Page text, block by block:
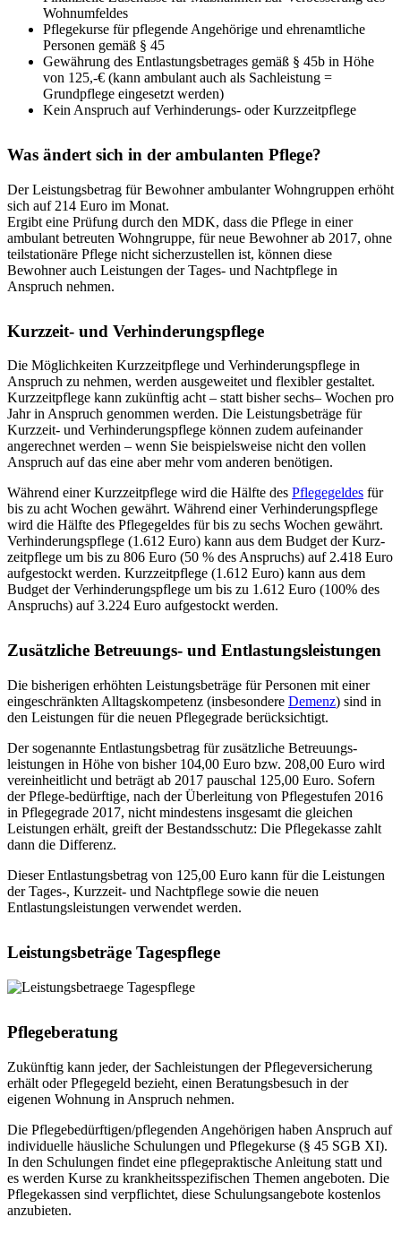
Wohnumfeldes
Pflegekurse für pflegende Angehörige und ehrenamtliche
Personen gemäß § 45
Gewährung des Entlastungsbetrages gemäß § 45b in Höhe
von 125,-€ (kann ambulant auch als Sachleistung =
Grundpflege eingesetzt werden)
Kein Anspruch auf Verhinderungs- oder Kurzzeitpflege
Was ändert sich in der ambulanten Pflege?
Der Leistungsbetrag für Bewohner ambulanter Wohngruppen erhöht
sich auf 214 Euro im Monat.
Ergibt eine Prüfung durch den MDK, dass die Pflege in einer
ambulant betreuten Wohngruppe, für neue Bewohner ab 2017, ohne
teilstationäre Pflege nicht sicherzustellen ist, können diese
Bewohner auch Leistungen der Tages- und Nachtpflege in
Anspruch nehmen.
Kurzzeit- und Verhinderungspflege
Die Möglichkeiten Kurzzeitpflege und Verhinderungspflege in
Anspruch zu nehmen, werden ausgeweitet und flexibler gestaltet.
Kurzzeitpflege kann zukünftig acht – statt bisher sechs– Wochen pro
Jahr in Anspruch genommen werden. Die Leistungsbeträge für
Kurzzeit- und Verhinderungspflege können zudem aufeinander
angerechnet werden – wenn Sie beispielsweise nicht den vollen
Anspruch auf das eine aber mehr vom anderen benötigen.
Während einer Kurzzeitpflege wird die Hälfte des Pflegegeldes für
bis zu acht Wochen gewährt. Während einer Verhinderungspflege
wird die Hälfte des Pflegegeldes für bis zu sechs Wochen gewährt.
Verhinderungspflege (1.612 Euro) kann aus dem Budget der Kurz-
zeitpflege um bis zu 806 Euro (50 % des Anspruchs) auf 2.418 Euro
aufgestockt werden. Kurzzeitpflege (1.612 Euro) kann aus dem
Budget der Verhinderungspflege um bis zu 1.612 Euro (100% des
Anspruchs) auf 3.224 Euro aufgestockt werden.
Zusätzliche Betreuungs- und Entlastungsleistungen
Die bisherigen erhöhten Leistungsbeträge für Personen mit einer
eingeschränkten Alltagskompetenz (insbesondere Demenz) sind in
den Leistungen für die neuen Pflegegrade berücksichtigt.
Der sogenannte Entlastungsbetrag für zusätzliche Betreuungs-
leistungen in Höhe von bisher 104,00 Euro bzw. 208,00 Euro wird
vereinheitlicht und beträgt ab 2017 pauschal 125,00 Euro. Sofern
der Pflege-bedürftige, nach der Überleitung von Pflegestufen 2016
in Pflegegrade 2017, nicht mindestens insgesamt die gleichen
Leistungen erhält, greift der Bestandsschutz: Die Pflegekasse zahlt
dann die Differenz.
Dieser Entlastungsbetrag von 125,00 Euro kann für die Leistungen
der Tages-, Kurzzeit- und Nachtpflege sowie die neuen
Entlastungsleistungen verwendet werden.
Leistungsbeträge Tagespflege
Pflegeberatung
Zukünftig kann jeder, der Sachleistungen der Pflegeversicherung
erhält oder Pflegegeld bezieht, einen Beratungsbesuch in der
eigenen Wohnung in Anspruch nehmen.
Die Pflegebedürftigen/pflegenden Angehörigen haben Anspruch auf
individuelle häusliche Schulungen und Pflegekurse (§ 45 SGB XI).
In den Schulungen findet eine pflegepraktische Anleitung statt und
es werden Kurse zu krankheitsspezifischen Themen angeboten. Die
Pflegekassen sind verpflichtet, diese Schulungsangebote kostenlos
anzubieten.